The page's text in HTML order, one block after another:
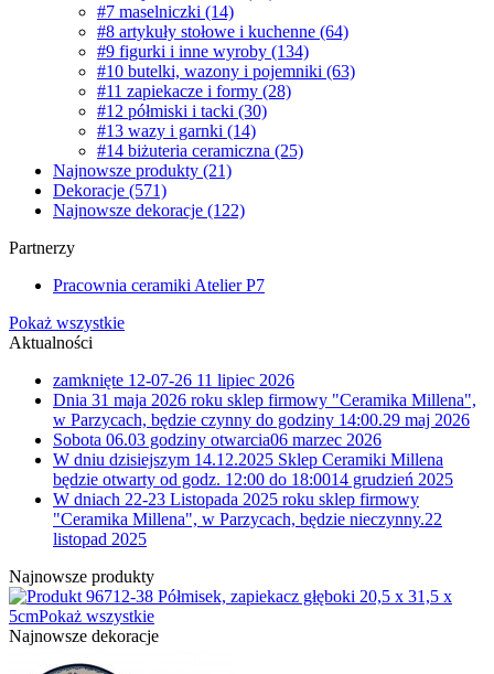
#7 maselniczki (14)
#8 artykuły stołowe i kuchenne (64)
#9 figurki i inne wyroby (134)
#10 butelki, wazony i pojemniki (63)
#11 zapiekacze i formy (28)
#12 półmiski i tacki (30)
#13 wazy i garnki (14)
#14 biżuteria ceramiczna (25)
Najnowsze produkty (21)
Dekoracje (571)
Najnowsze dekoracje (122)
Partnerzy
Pracownia ceramiki Atelier P7
Pokaż wszystkie
Aktualności
zamknięte 12-07-26 11 lipiec 2026
Dnia 31 maja 2026 roku sklep firmowy "Ceramika Millena",
w Parzycach, będzie czynny do godziny 14:00.29 maj 2026
Sobota 06.03 godziny otwarcia06 marzec 2026
W dniu dzisiejszym 14.12.2025 Sklep Ceramiki Millena
będzie otwarty od godz. 12:00 do 18:0014 grudzień 2025
W dniach 22-23 Listopada 2025 roku sklep firmowy
"Ceramika Millena", w Parzycach, będzie nieczynny.22
listopad 2025
Najnowsze produkty
12-38 Półmisek, zapiekacz głęboki 20,5 x 31,5 x
5cmPokaż wszystkie
Najnowsze dekoracje